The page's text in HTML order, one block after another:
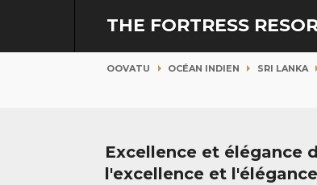
THE FORTRESS
OOVATU OCÉAN INDIEN SRI LANKA
Excellence et élégance
l'excellence et